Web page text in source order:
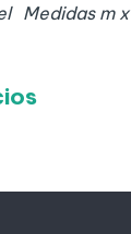
Medidas m x